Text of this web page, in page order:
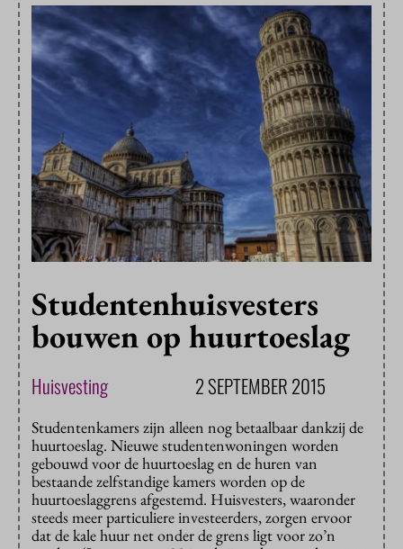
Studentenhuisvesters
bouwen op huurtoeslag
Huisvesting 2 SEPTEMBER 2015
Studentenkamers zijn alleen nog betaalbaar dankzij de
huurtoeslag. Nieuwe studentenwoningen worden
gebouwd voor de huurtoeslag en de huren van
bestaande zelfstandige kamers worden op de
huurtoeslaggrens afgestemd. Huisvesters, waaronder
steeds meer particuliere investeerders, zorgen ervoor
dat de kale huur net onder de grens ligt voor zo’n